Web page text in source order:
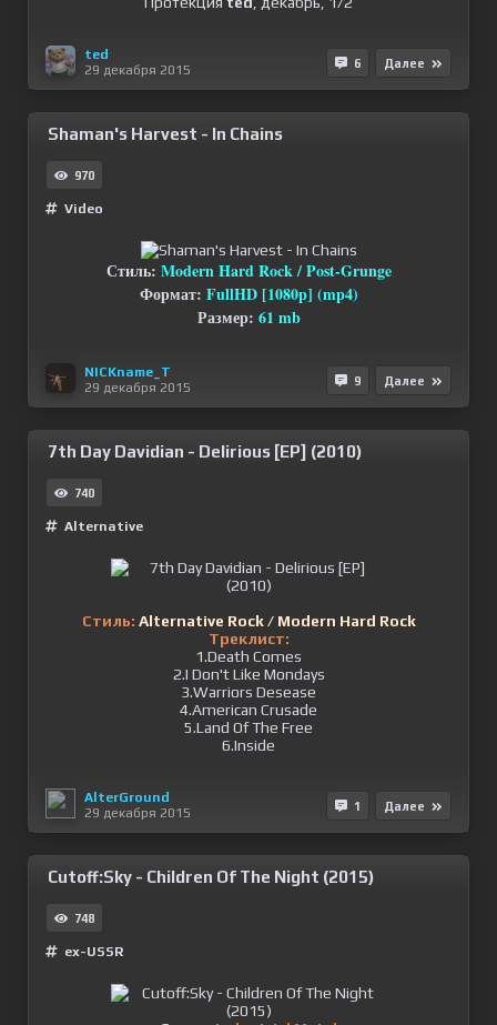
ted
29 декабря 2015
6 Далее
Shaman's Harvest - In Chains
970
Video
Стиль: Modern Hard Rock / Post-Grunge
Формат: FullHD [1080p] (mp4)
Размер: 61 mb
NICKname_T
29 декабря 2015
9 Далее
7th Day Davidian - Delirious [EP] (2010)
740
Alternative
Стиль: Alternative Rock / Modern Hard Rock
Треклист:
1.Death Comes
2.I Don't Like Mondays
3.Warriors Desease
4.American Crusade
5.Land Of The Free
6.Inside
AlterGround
29 декабря 2015
1 Далее
Cutoff:Sky - Children Of The Night (2015)
748
ex-USSR